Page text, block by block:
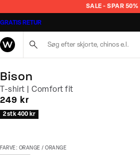
SALE - SPAR 50%
GRATIS RETUR
Bison
T-shirt | Comfort fit
I alt (inkl. rabat)
249 kr
2 stk 400 kr
FARVE: ORANGE / ORANGE